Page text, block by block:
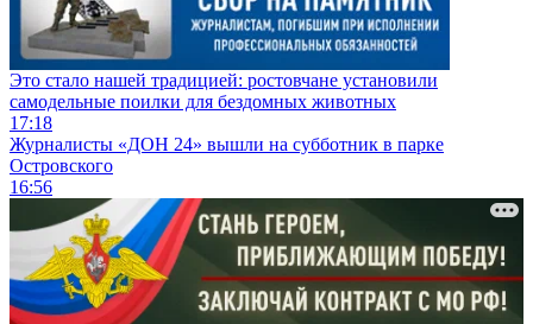
Это стало нашей традицией: ростовчане установили
самодельные поилки для бездомных животных
17:18
Журналисты «ДОН 24» вышли на субботник в парке
Островского
16:56